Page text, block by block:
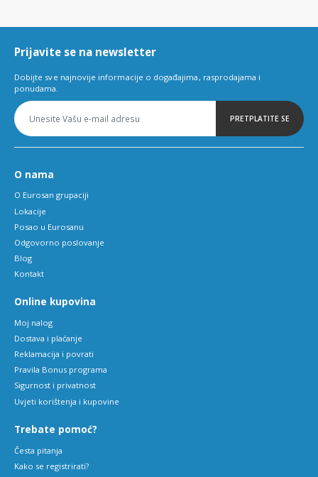
6
Prijavite se na newsletter
Dobijte sve najnovije informacije o događajima, rasprodajama i
ponudama.
PRETPLATITE SE
O nama
O Eurosan grupaciji
Lokacije
Posao u Eurosanu
Odgovorno poslovanje
Blog
Kontakt
Online kupovina
Moj nalog
Dostava i plaćanje
Reklamacija i povrati
Pravila Bonus programa
Sigurnost i privatnost
Uvjeti korištenja i kupovine
Trebate pomoć?
Česta pitanja
Kako se registrirati?